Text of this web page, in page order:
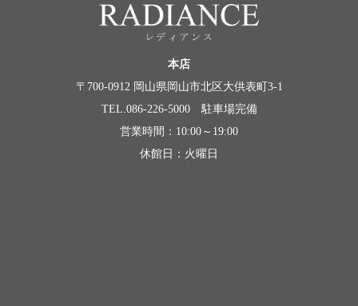
本店
〒700-0912 岡山県岡山市北区大供表町3-1
TEL.086-226-5000 駐車場完備
営業時間：10:00～19:00
休館日：火曜日